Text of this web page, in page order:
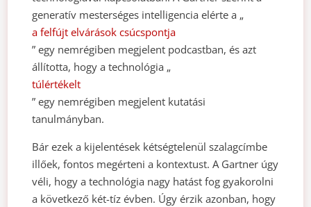
generatív mesterséges intelligencia elérte a „
a felfújt elvárások csúcspontja
” egy nemrégiben megjelent podcastban, és azt
állította, hogy a technológia „
túlértékelt
” egy nemrégiben megjelent kutatási
tanulmányban.
Bár ezek a kijelentések kétségtelenül szalagcímbe
illőek, fontos megérteni a kontextust. A Gartner úgy
véli, hogy a technológia nagy hatást fog gyakorolni
a következő két-tíz évben. Úgy érzik azonban, hogy